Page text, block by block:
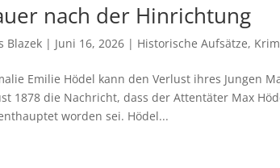
nach der Hinrichtung
Blazek | Juni 16, 2026 | Historische Aufsätze,
Emilie Hödel kann den Verlust ihres Jungen
1878 die Nachricht, dass der Attentäter Max
worden sei. Hödel...